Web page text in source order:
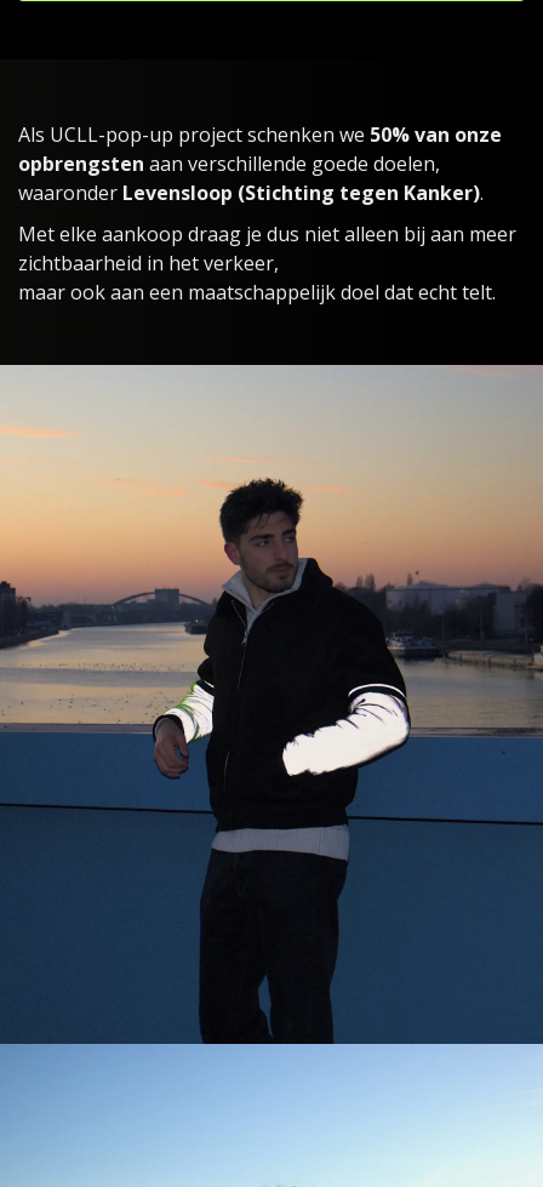
Als UCLL-pop-up project schenken we 50% van onze
opbrengsten aan verschillende goede doelen,
waaronder Levensloop (Stichting tegen Kanker).
Met elke aankoop draag je dus niet alleen bij aan meer
zichtbaarheid in het verkeer,
maar ook aan een maatschappelijk doel dat echt telt.